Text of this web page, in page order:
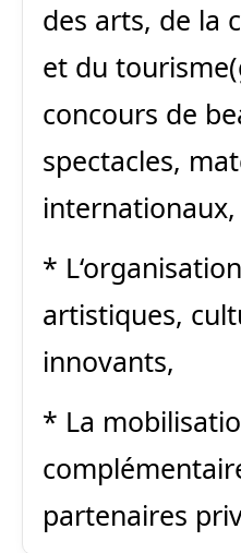
des arts, de la
et du tourisme
concours de
spectacles,
internationaux,
* L
artistiques,
innovants,
* La
partenaires